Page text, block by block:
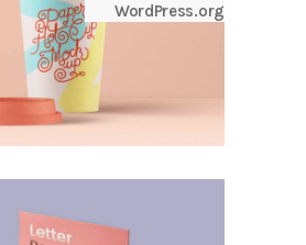
WordPress.org